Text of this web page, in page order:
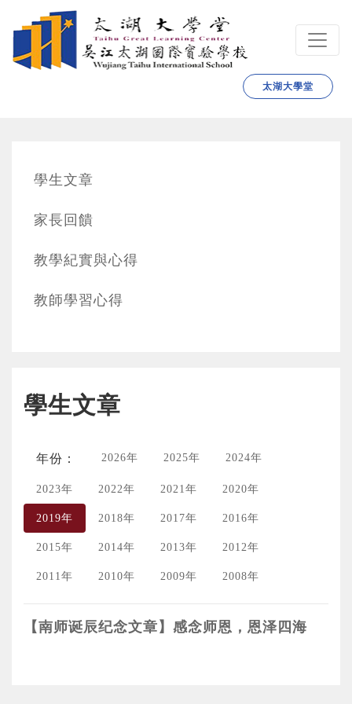
跳转到主要内容
太湖大學堂
學生文章
家長回饋
教學紀實與心得
教師學習心得
學生文章
年份： 2026年 2025年 2024年
2023年 2022年 2021年 2020年
2019年 2018年 2017年 2016年
2015年 2014年 2013年 2012年
2011年 2010年 2009年 2008年
【南师诞辰纪念文章】感念师恩，恩泽四海